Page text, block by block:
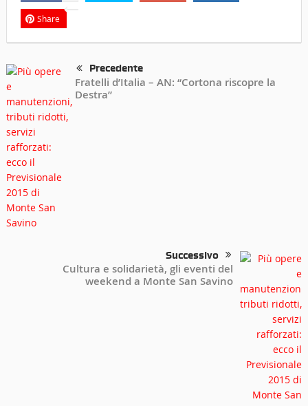
Share
Precedente
Fratelli d’Italia – AN: “Cortona riscopre la
Destra”
Successivo
Cultura e solidarietà, gli eventi del
weekend a Monte San Savino